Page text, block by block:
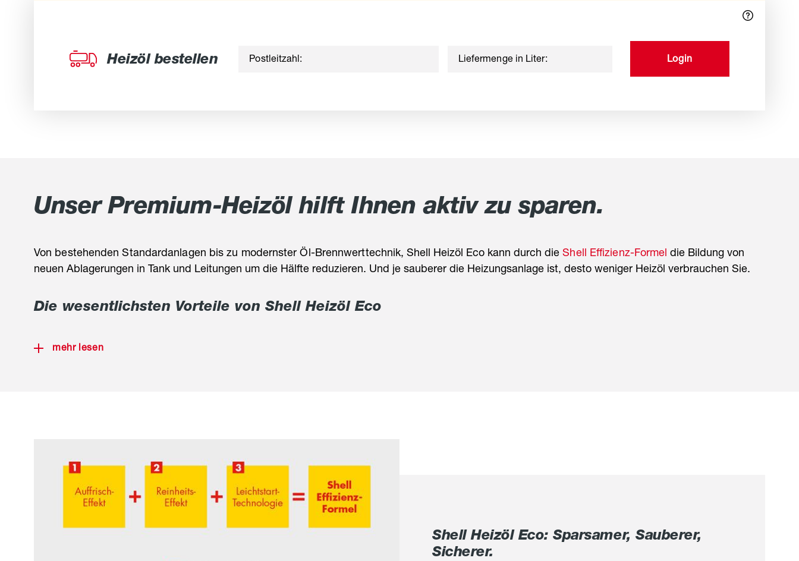
Heizöl bestellen Postleitzahl: Liefermenge in Liter: Login
Unser Premium-Heizöl hilft Ihnen aktiv zu sparen.
Von bestehenden Standardanlagen bis zu modernster Öl-Brennwerttechnik,Shell Heizöl Eco kann durch dieShell Effizienz-Formel die Bildung von
neuen Ablagerungen in Tank und Leitungen um die Hälfte reduzieren. Und je sauberer die Heizungsanlage ist, desto weniger Heizöl verbrauchen Sie.
Die wesentlichsten Vorteile von Shell Heizöl Eco
mehr lesen
Shell Heizöl Eco: Sparsamer, Sauberer,
Sicherer.